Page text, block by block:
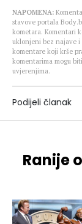
NAPOMENA:
stavove portala
kometara. Komentari
uklonjeni bez najave i
komentare koji krše
komentarima mogu
uvjerenjima.
Podijeli članak
Ranije